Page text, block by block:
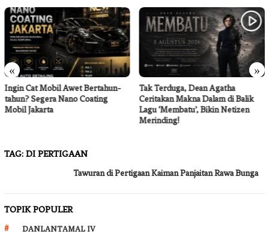
« »
Ingin Cat Mobil Awet Bertahun-
tahun? Segera Nano Coating
Mobil Jakarta
Tak Terduga, Dean Agatha
Ceritakan Makna Dalam di Balik
Lagu ‘Membatu’, Bikin Netizen
Merinding!
TAG: DI PERTIGAAN
Tawuran di Pertigaan Kaiman Panjaitan Rawa Bunga
TOPIK POPULER
DANLANTAMAL IV